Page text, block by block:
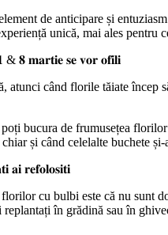
de anticipare și
unică, mai ales pentru
& 𝟖 𝐦𝐚𝐫𝐭𝐢𝐞 𝐬𝐞 𝐯𝐨𝐫 𝐨𝐟𝐢𝐥𝐢
atunci când florile tăiate încep
bucura de frumusețea
și când celelalte buchete
𝐚𝐢 𝐫𝐞𝐟𝐨𝐥𝐨𝐬𝐢𝐭𝐢
cu bulbi este că nu sunt
în grădină sau în